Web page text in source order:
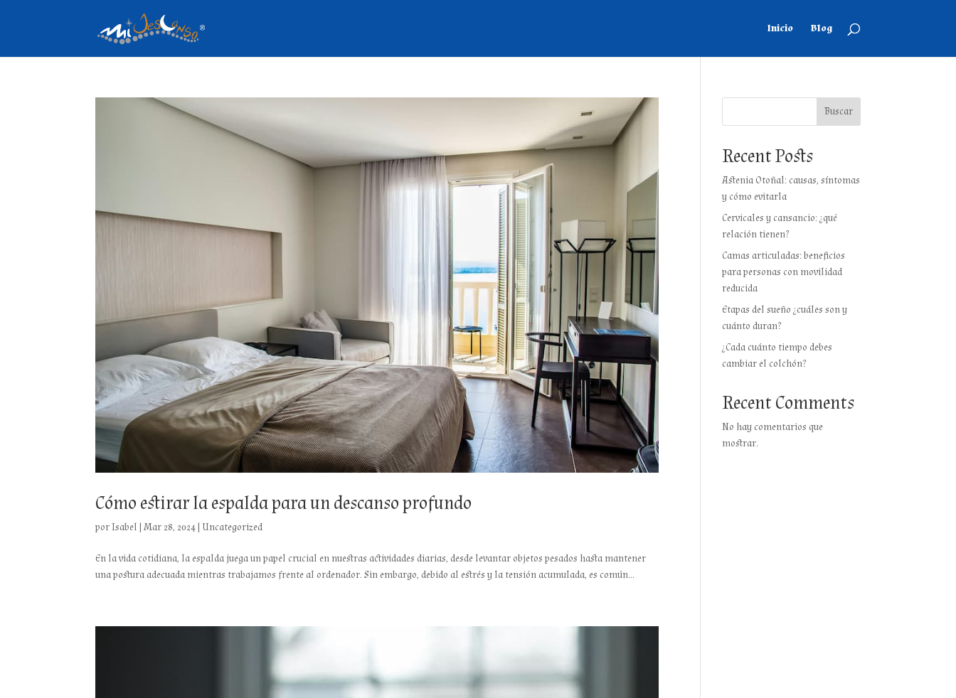
Inicio Blog
Cómo estirar la espalda para un descanso profundo
porIsabel |Mar 28, 2024 |Uncategorized
En la vida cotidiana, la espalda juega un papel crucial en nuestras actividades diarias, desde levantar objetos pesados hasta mantener
una postura adecuada mientras trabajamos frente al ordenador. Sin embargo, debido al estrés y la tensión acumulada, es común...
Buscar
Recent Posts
Astenia Otoñal: causas, síntomas
y cómo evitarla
Cervicales y cansancio: ¿qué
relación tienen?
Camas articuladas: beneficios
para personas con movilidad
reducida
Etapas del sueño ¿cuáles son y
cuánto duran?
¿Cada cuánto tiempo debes
cambiar el colchón?
Recent Comments
No hay comentarios que
mostrar.